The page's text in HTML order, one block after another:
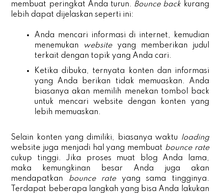
membuat peringkat Anda turun. Bounce back kurang
lebih dapat dijelaskan seperti ini:
Anda mencari informasi di internet, kemudian
menemukan websiteyang memberikan judul
terkait dengan topik yang Anda cari.
Ketika dibuka, ternyata konten dan informasi
yang Anda berikan tidak memuaskan. Anda
biasanya akan memilih menekan tombol back
untuk mencari website dengan konten yang
lebih memuaskan.
Selain konten yang dimiliki, biasanya waktu loading
website juga menjadi hal yang membuat bounce rate
cukup tinggi. Jika proses muat blog Anda lama,
maka kemungkinan besar Anda juga akan
mendapatkan bounce rateyang sama tingginya.
Terdapat beberapa langkah yang bisa Anda lakukan